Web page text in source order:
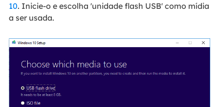
10. Inicie-o e escolha 'unidade flash USB' como mídia
a ser usada.